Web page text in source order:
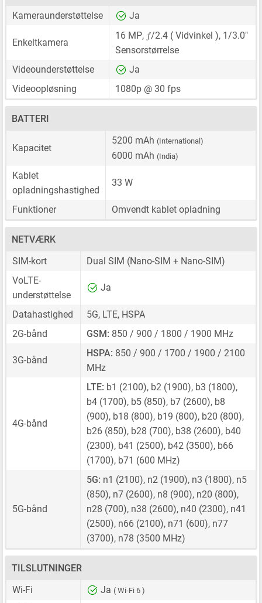
Kameraunderstøttelse
Ja
Enkeltkamera
16 MP, ƒ/2.4 ( Vidvinkel ), 1/3.0"
Sensorstørrelse
Videounderstøttelse
Ja
Videoopløsning
1080p @ 30 fps
BATTERI
Kapacitet
5200 mAh (International)
6000 mAh (India)
Kablet
opladningshastighed
33 W
Funktioner Omvendt kablet opladning
NETVÆRK
SIM-kort
Dual SIM (Nano-SIM + Nano-SIM)
VoLTE-
understøttelse
Ja
Datahastighed
5G, LTE, HSPA
2G-bånd
GSM: 850 / 900 / 1800 / 1900 MHz
3G-bånd
HSPA: 850 / 900 / 1700 / 1900 / 2100
MHz
4G-bånd
LTE: b1 (2100), b2 (1900), b3 (1800),
b4 (1700), b5 (850), b7 (2600), b8
(900), b18 (800), b19 (800), b20 (800),
b26 (850), b28 (700), b38 (2600), b40
(2300), b41 (2500), b42 (3500), b66
(1700), b71 (600 MHz)
5G-bånd
5G: n1 (2100), n2 (1900), n3 (1800), n5
(850), n7 (2600), n8 (900), n20 (800),
n28 (700), n38 (2600), n40 (2300), n41
(2500), n66 (2100), n71 (600), n77
(3700), n78 (3500 MHz)
TILSLUTNINGER
Wi-Fi
Ja ( Wi-Fi 6 )